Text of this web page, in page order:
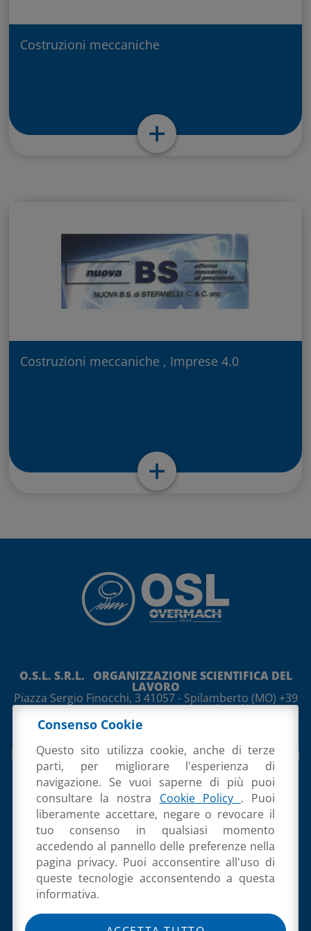
Costruzioni meccaniche
+
Costruzioni meccaniche , Imprese 4.0
+
O.S.L. S.R.L. ORGANIZZAZIONE SCIENTIFICA DEL
LAVORO
Piazza Sergio Finocchi, 3 41057- Spilamberto (MO) +39
059 765888 +39 059 765997osl@osl.it
Società unipersonale sottoposta a direzione e
coordinamento di Overmach Spa
P.IVA 02054130360 Cod. Destinatario M5UXCR1
Privacy Policy,Cookie PolicyeInformativa per Referenti
di clienti/fornitori
Consenso Cookie
Questo sito utilizza cookie, anche di terze
parti, per migliorare l'esperienza di
navigazione. Se vuoi saperne di più puoi
consultare la nostra Cookie Policy . Puoi
liberamente accettare, negare o revocare il
tuo consenso in qualsiasi momento
accedendo al pannello delle preferenze nella
pagina privacy. Puoi acconsentire all'uso di
queste tecnologie acconsentendo a questa
informativa.